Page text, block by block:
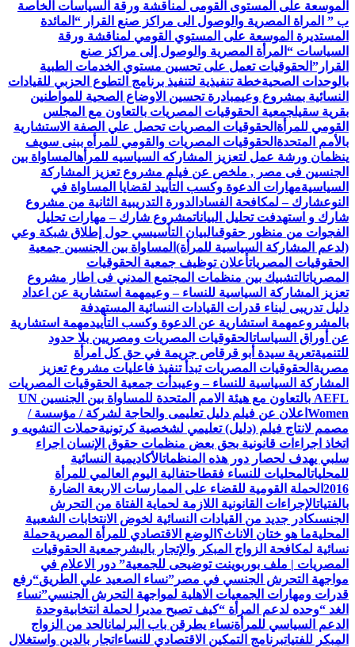
الموسعة على المستوى القومى لمناقشة ورقة السياسات الخاصة
ب ” المراة المصرية والوصول الى مراكز صنع القرار “ المائدة
المستديرة الموسعة على المستوي القومي لمناقشة ورقة
السياسات “المرأة المصرية والوصول إلى مراكز صنع
القرار” الحقوقيات تعمل على تحسين مستوي الخدمات الطبية
بالوحدات الصحيةخطة تنفيذية لتنفيذ برنامج التطوع الحزبي للقيادات
النسائية بمشروع وعيمبادرة تحسين الاوضاع الصحية للمواطنين
بقرية سقيلجمعية الحقوقيات المصريات بالتعاون مع المجلس
القومي للمرأة الحقوقيات المصريات تحصل علي الصفة الاستشارية
بالأمم المتحدة الحقوقيات المصريات والقومي للمرأه ببنى سويف
ينظمان ورشة عمل لتعزيز المشاركه السياسيه للمرأهالمساواة بين
الجنسين فى مصر , ملخص عن فيلم مشروع تعزيز المشاركة
السياسيةمهارات الدعوة وكسب التأييد لقضايا المساواة في
النوعشارك – لمكافحة الفساد الدورة التدريبية الثانية من مشروع
شارك و استهدفت تحليل البياناتمشروع شارك – مهارات تحليل
الفجوات من منظور حقوقىالبيان التأسيسي حول إطلاق شبكة وعي
(لدعم المشاركة السياسية للمرأة) المساواة بين الجنسين جمعية
الحقوقيات المصرياتأعلان توظيف جمعية الحقوقيات
المصرياتالتشبيك بين منظمات المجتمع المدني فى اطار مشروع
تعزيز المشاركة السياسية للنساء – وعيمهمة استشارية عن اعداد
دليل تدريبى لبناء قدرات القيادات النسائية المستهدفة
بالمشروعمهمة استشارية عن الدعوة وكسب التأييدمهمة استشارية
عن أوراق السياساتالحقوقيات المصريات ومصريين بلا حدود
للتنميةتعرية سيدة أبو قرقاص جريمة في حق كل امرأة
مصرية الحقوقيات المصريات تبدأ تنفيذ فاعليات مشروع تعزيز
المشاركة السياسية للنساء – وعيبدأت جمعية الحقوقيات المصريات
AEFL بالتعاون مع هيئة الامم المتحدة للمساواة بين الجنسين UN
Women اعلان عن فيلم دليل تعليمى والحاجة لشركة / مؤسسة /
مصمم لانتاج فيلم (دليل) تعليمي لشخصية كرتونيةحملات التشويه و
اتخاذ اجراءات قانونية بحق بعض منظمات حقوق الإنسان اجراء
سلبي يهدف لحصار دور هذه المنظماتالأكاديمية النسائية
للمحلياتالمحليات للنساء فقطاحتفالية اليوم العالمي للمرأة
2016 الحملة القومية للقضاء على الممارسات الاربعة الضارة
بالفتياتالإجراءات القانونية اللازمة لحماية الفتاة من التحرش
الجنسىكادر جديد من القيادات النسائية لخوض الانتخابات الشعبية
المحليةما هو ختان الاناث؟ الوضع الاقتصادي للمرأة المصريةحملة
نسائية لمكافحة الزواج المبكر والإتجار بالبشر جمعية الحقوقيات
المصريات | ملف بوربوينت توضيحى للجمعية” دور الاعلام في
مواجهة التحرش الجنسي في مصر”نساء الصعيد علي الطريق“رفع
قدرات ومهارات الجمعيات الاهلية لمواجهة التحرش الجنسي”نساء
الغد “وحده لدعم المرأة “كيف تصبح مديرا لحملة انتخابيةوحدة
الدعم السياسي للمرأةنساء يطرقن باب البرلمانالحد من الزواج
المبكر للفتياتبرنامج التمكين الاقتصادي للنساء اتجار بالدين واستغلال